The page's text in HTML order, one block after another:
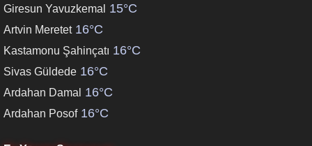
Giresun Yavuzkemal 15°C
Artvin Meretet 16°C
Kastamonu Şahinçatı 16°C
Sivas Güldede 16°C
Ardahan Damal 16°C
Ardahan Posof 16°C